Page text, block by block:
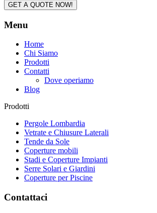
GET A QUOTE NOW!
Menu
Home
Chi Siamo
Prodotti
Contatti
Dove operiamo
Blog
Prodotti
Pergole Lombardia
Vetrate e Chiusure Laterali
Tende da Sole
Coperture mobili
Stadi e Coperture Impianti
Serre Solari e Giardini
Coperture per Piscine
Contattaci